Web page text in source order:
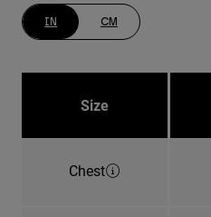
IN CM
Size
Chest